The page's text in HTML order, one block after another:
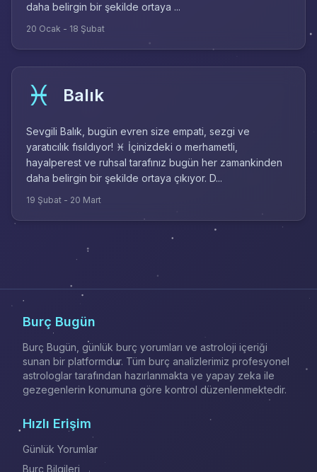
daha belirgin bir şekilde ortaya ...
20 Ocak - 18 Şubat
♓ Balık
Sevgili Balık, bugün evren size empati, sezgi ve
yaratıcılık fısıldıyor! ♓ İçinizdeki o merhametli,
hayalperest ve ruhsal tarafınız bugün her zamankinden
daha belirgin bir şekilde ortaya çıkıyor. D...
19 Şubat - 20 Mart
Burç Bugün
Burç Bugün, günlük burç yorumları ve astroloji içeriği
sunan bir platformdur. Tüm burç analizlerimiz profesyonel
astrologlar tarafından hazırlanmakta ve yapay zeka ile
gezegenlerin konumuna göre kontrol düzenlenmektedir.
Hızlı Erişim
Günlük Yorumlar
Burç Bilgileri